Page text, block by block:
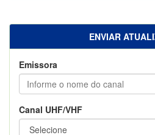
ENVIAR
Emissora
Canal UHF/VHF